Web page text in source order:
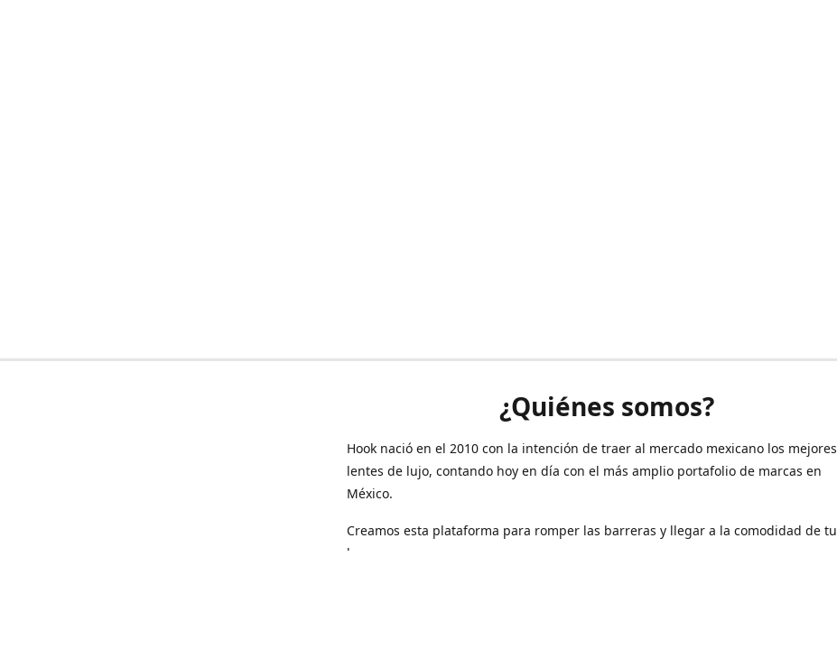
¿Quiénes somos?
Hook nació en el 2010 con la intención de traer al mercado mexicano los mejores
lentes de lujo, contando hoy en día con el más amplio portafolio de marcas en
México.
Creamos esta plataforma para romper las barreras y llegar a la comodidad de tu
hogar.